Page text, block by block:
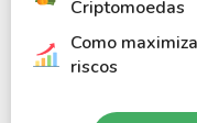
Criptomoedas
Como
riscos